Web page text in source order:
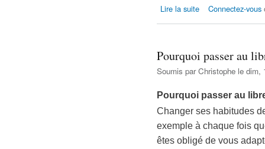
Lire la suite de Vous utilisez
Connectez-vous
Pourquoi passer au
Soumis parChristophe le dim,
Pourquoi passer au
Changer ses habitudes
exemple à chaque fois
êtes obligé de vous